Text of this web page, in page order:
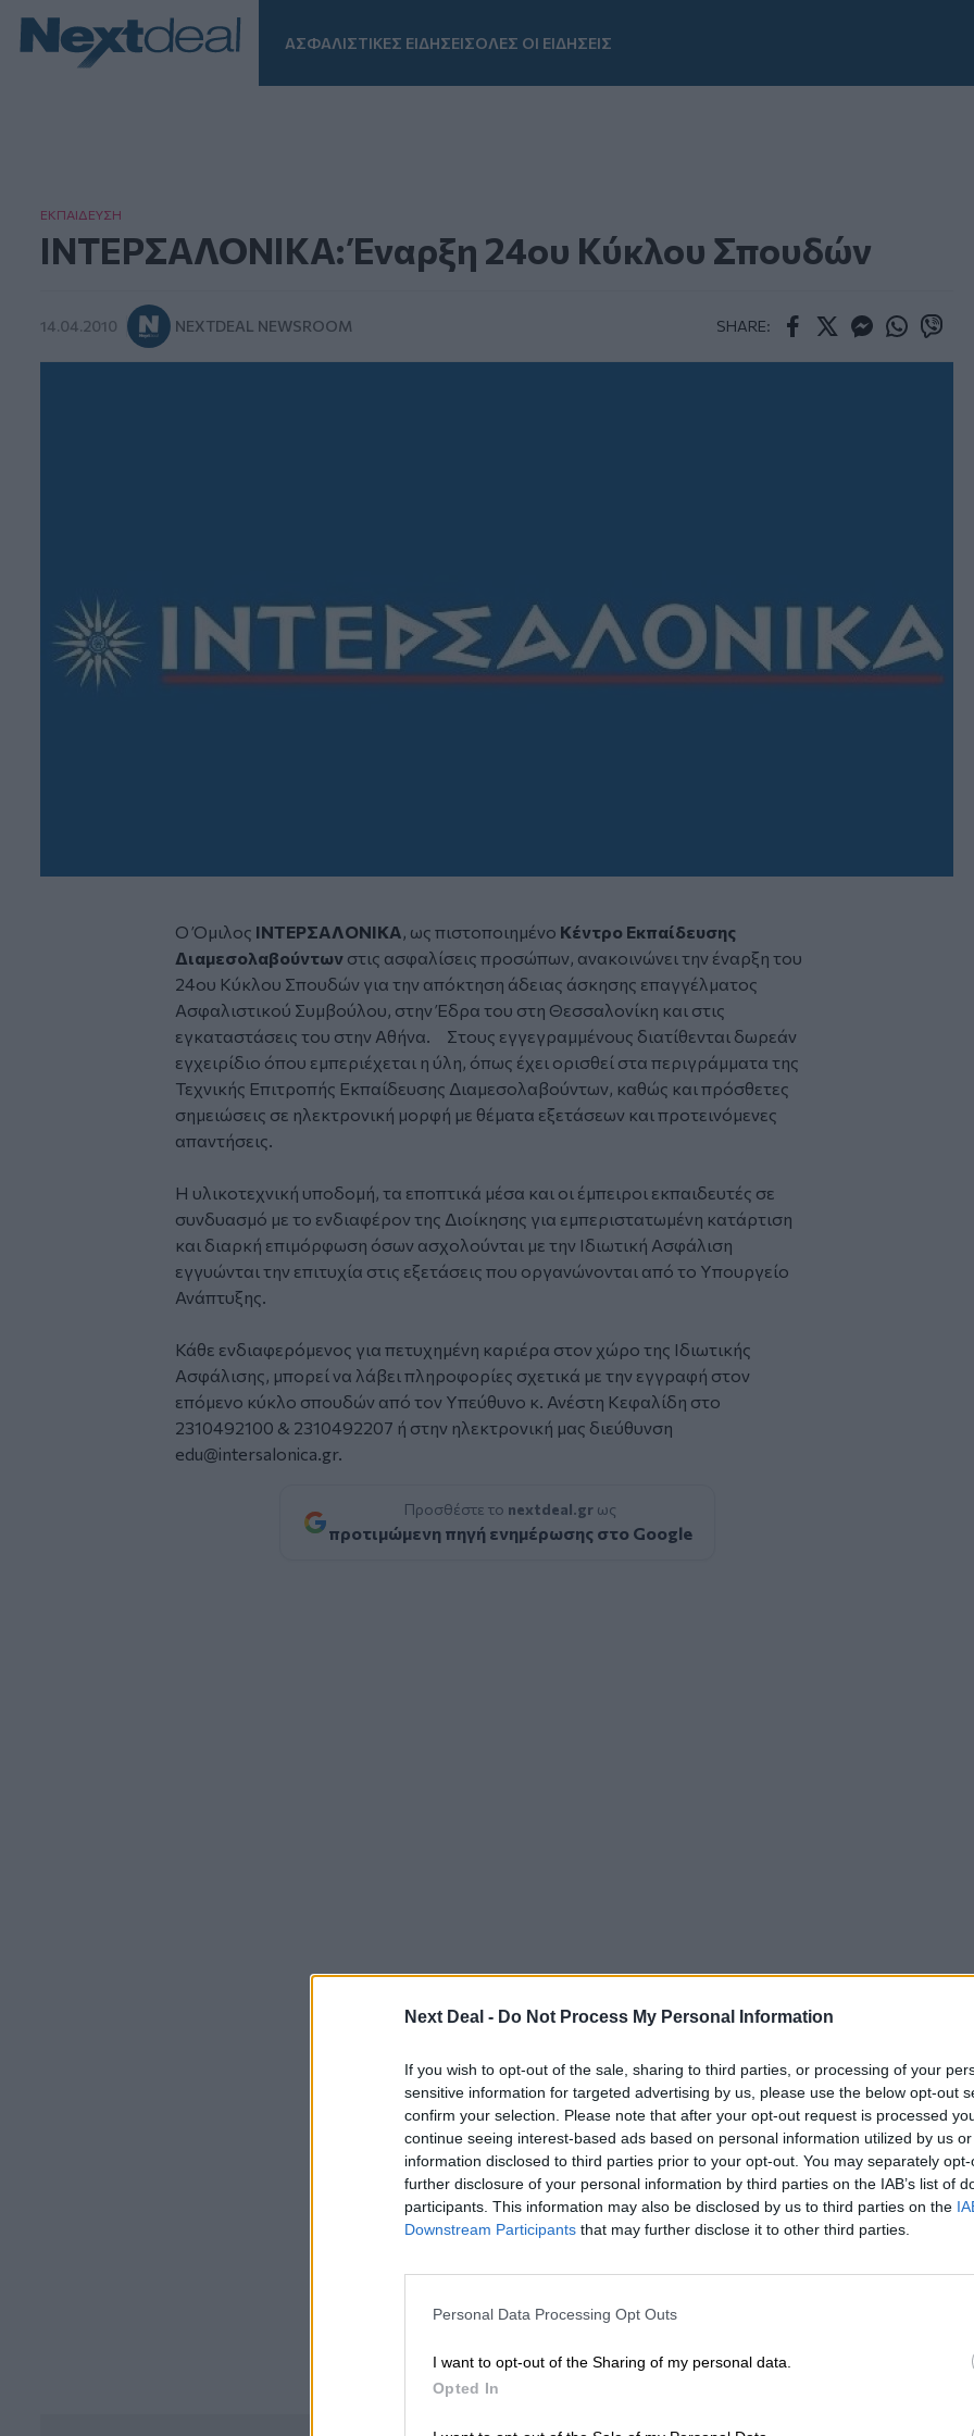
Next Deal - Do Not Process My Personal Information
If you wish to opt-out of the sale, sharing to third parties, or processing of your
sensitive information for targeted advertising by us, please use the below opt-out
confirm your selection. Please note that after your opt-out request is processed
continue seeing interest-based ads based on personal information utilized by us
information disclosed to third parties prior to your opt-out. You may separately
further disclosure of your personal information by third parties on the IAB’s list of
participants. This information may also be disclosed by us to third parties on the
Downstream Participants that may further disclose it to other third parties.
Personal Data Processing Opt Outs
I want to opt-out of the Sharing of my personal data.
Opted In
ΑΣΦΑΛΙΣΤΙΚΕΣ ΕΙΔΗΣΕΙΣΟΛΕΣ ΟΙ ΕΙΔΗΣΕΙΣ
ΕΚΠΑΙΔΕΥΣΗ
ΙΝΤΕΡΣΑΛΟΝΙΚΑ: Έναρξη 24ου Κύκλου Σπουδών
14.04.2010 NEXTDEAL NEWSROOM SHARE:
Ο Όμιλος ΙΝΤΕΡΣΑΛΟΝΙΚΑ, ως πιστοποιημένο Κέντρο Εκπαίδευσης
Διαμεσολαβούντων στις ασφαλίσεις προσώπων, ανακοινώνει την έναρξη του
24ου Κύκλου Σπουδών για την απόκτηση άδειας άσκησης επαγγέλματος
Ασφαλιστικού Συμβούλου, στην Έδρα του στη Θεσσαλονίκη και στις
εγκαταστάσεις του στην Αθήνα. Στους εγγεγραμμένους διατίθενται δωρεάν
εγχειρίδιο όπου εμπεριέχεται η ύλη, όπως έχει ορισθεί στα περιγράμματα της
Τεχνικής Επιτροπής Εκπαίδευσης Διαμεσολαβούντων, καθώς και πρόσθετες
σημειώσεις σε ηλεκτρονική μορφή με θέματα εξετάσεων και προτεινόμενες
απαντήσεις.
Η υλικοτεχνική υποδομή, τα εποπτικά μέσα και οι έμπειροι εκπαιδευτές σε
συνδυασμό με το ενδιαφέρον της Διοίκησης για εμπεριστατωμένη κατάρτιση
και διαρκή επιμόρφωση όσων ασχολούνται με την Ιδιωτική Ασφάλιση
εγγυώνται την επιτυχία στις εξετάσεις που οργανώνονται από το Υπουργείο
Ανάπτυξης.
Κάθε ενδιαφερόμενος για πετυχημένη καριέρα στον χώρο της Ιδιωτικής
Ασφάλισης, μπορεί να λάβει πληροφορίες σχετικά με την εγγραφή στον
επόμενο κύκλο σπουδών από τον Υπεύθυνο κ. Ανέστη Κεφαλίδη στο
2310492100 & 2310492207 ή στην ηλεκτρονική μας διεύθυνση
edu@intersalonica.gr.
Προσθέστε το nextdeal.grως
προτιμώμενη πηγή ενημέρωσης στο Google